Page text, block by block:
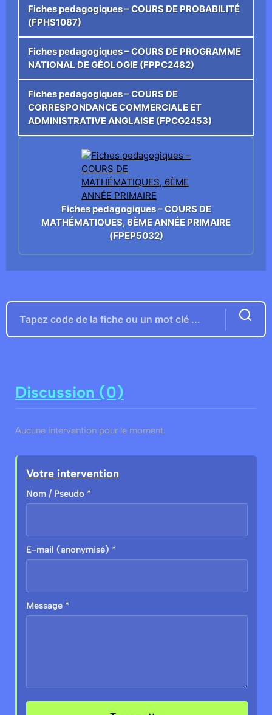
Fiches pedagogiques – COURS DE PROBABILITÉ
(FPHS1087)
Fiches pedagogiques – COURS DE PROGRAMME
NATIONAL DE GÉOLOGIE (FPPC2482)
Fiches pedagogiques – COURS DE
CORRESPONDANCE COMMERCIALE ET
ADMINISTRATIVE ANGLAISE (FPCG2453)
Fiches pedagogiques – COURS DE
MATHÉMATIQUES, 6ÈME ANNÉE PRIMAIRE
(FPEP5032)
Discussion (0)
Aucune intervention pour le moment.
Votre intervention
Nom / Pseudo *
E-mail (anonymisé) *
Message *